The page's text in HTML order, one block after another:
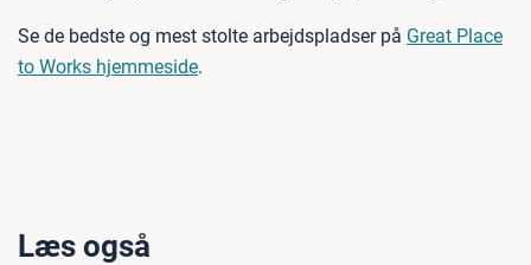
Se de bedste og mest stolte arbejdspladser på Great Place
to Works hjemmeside.
Læs også